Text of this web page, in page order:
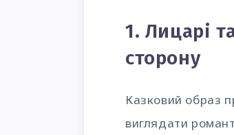
1. Лицарі
сторону
Казковий образ
виглядати